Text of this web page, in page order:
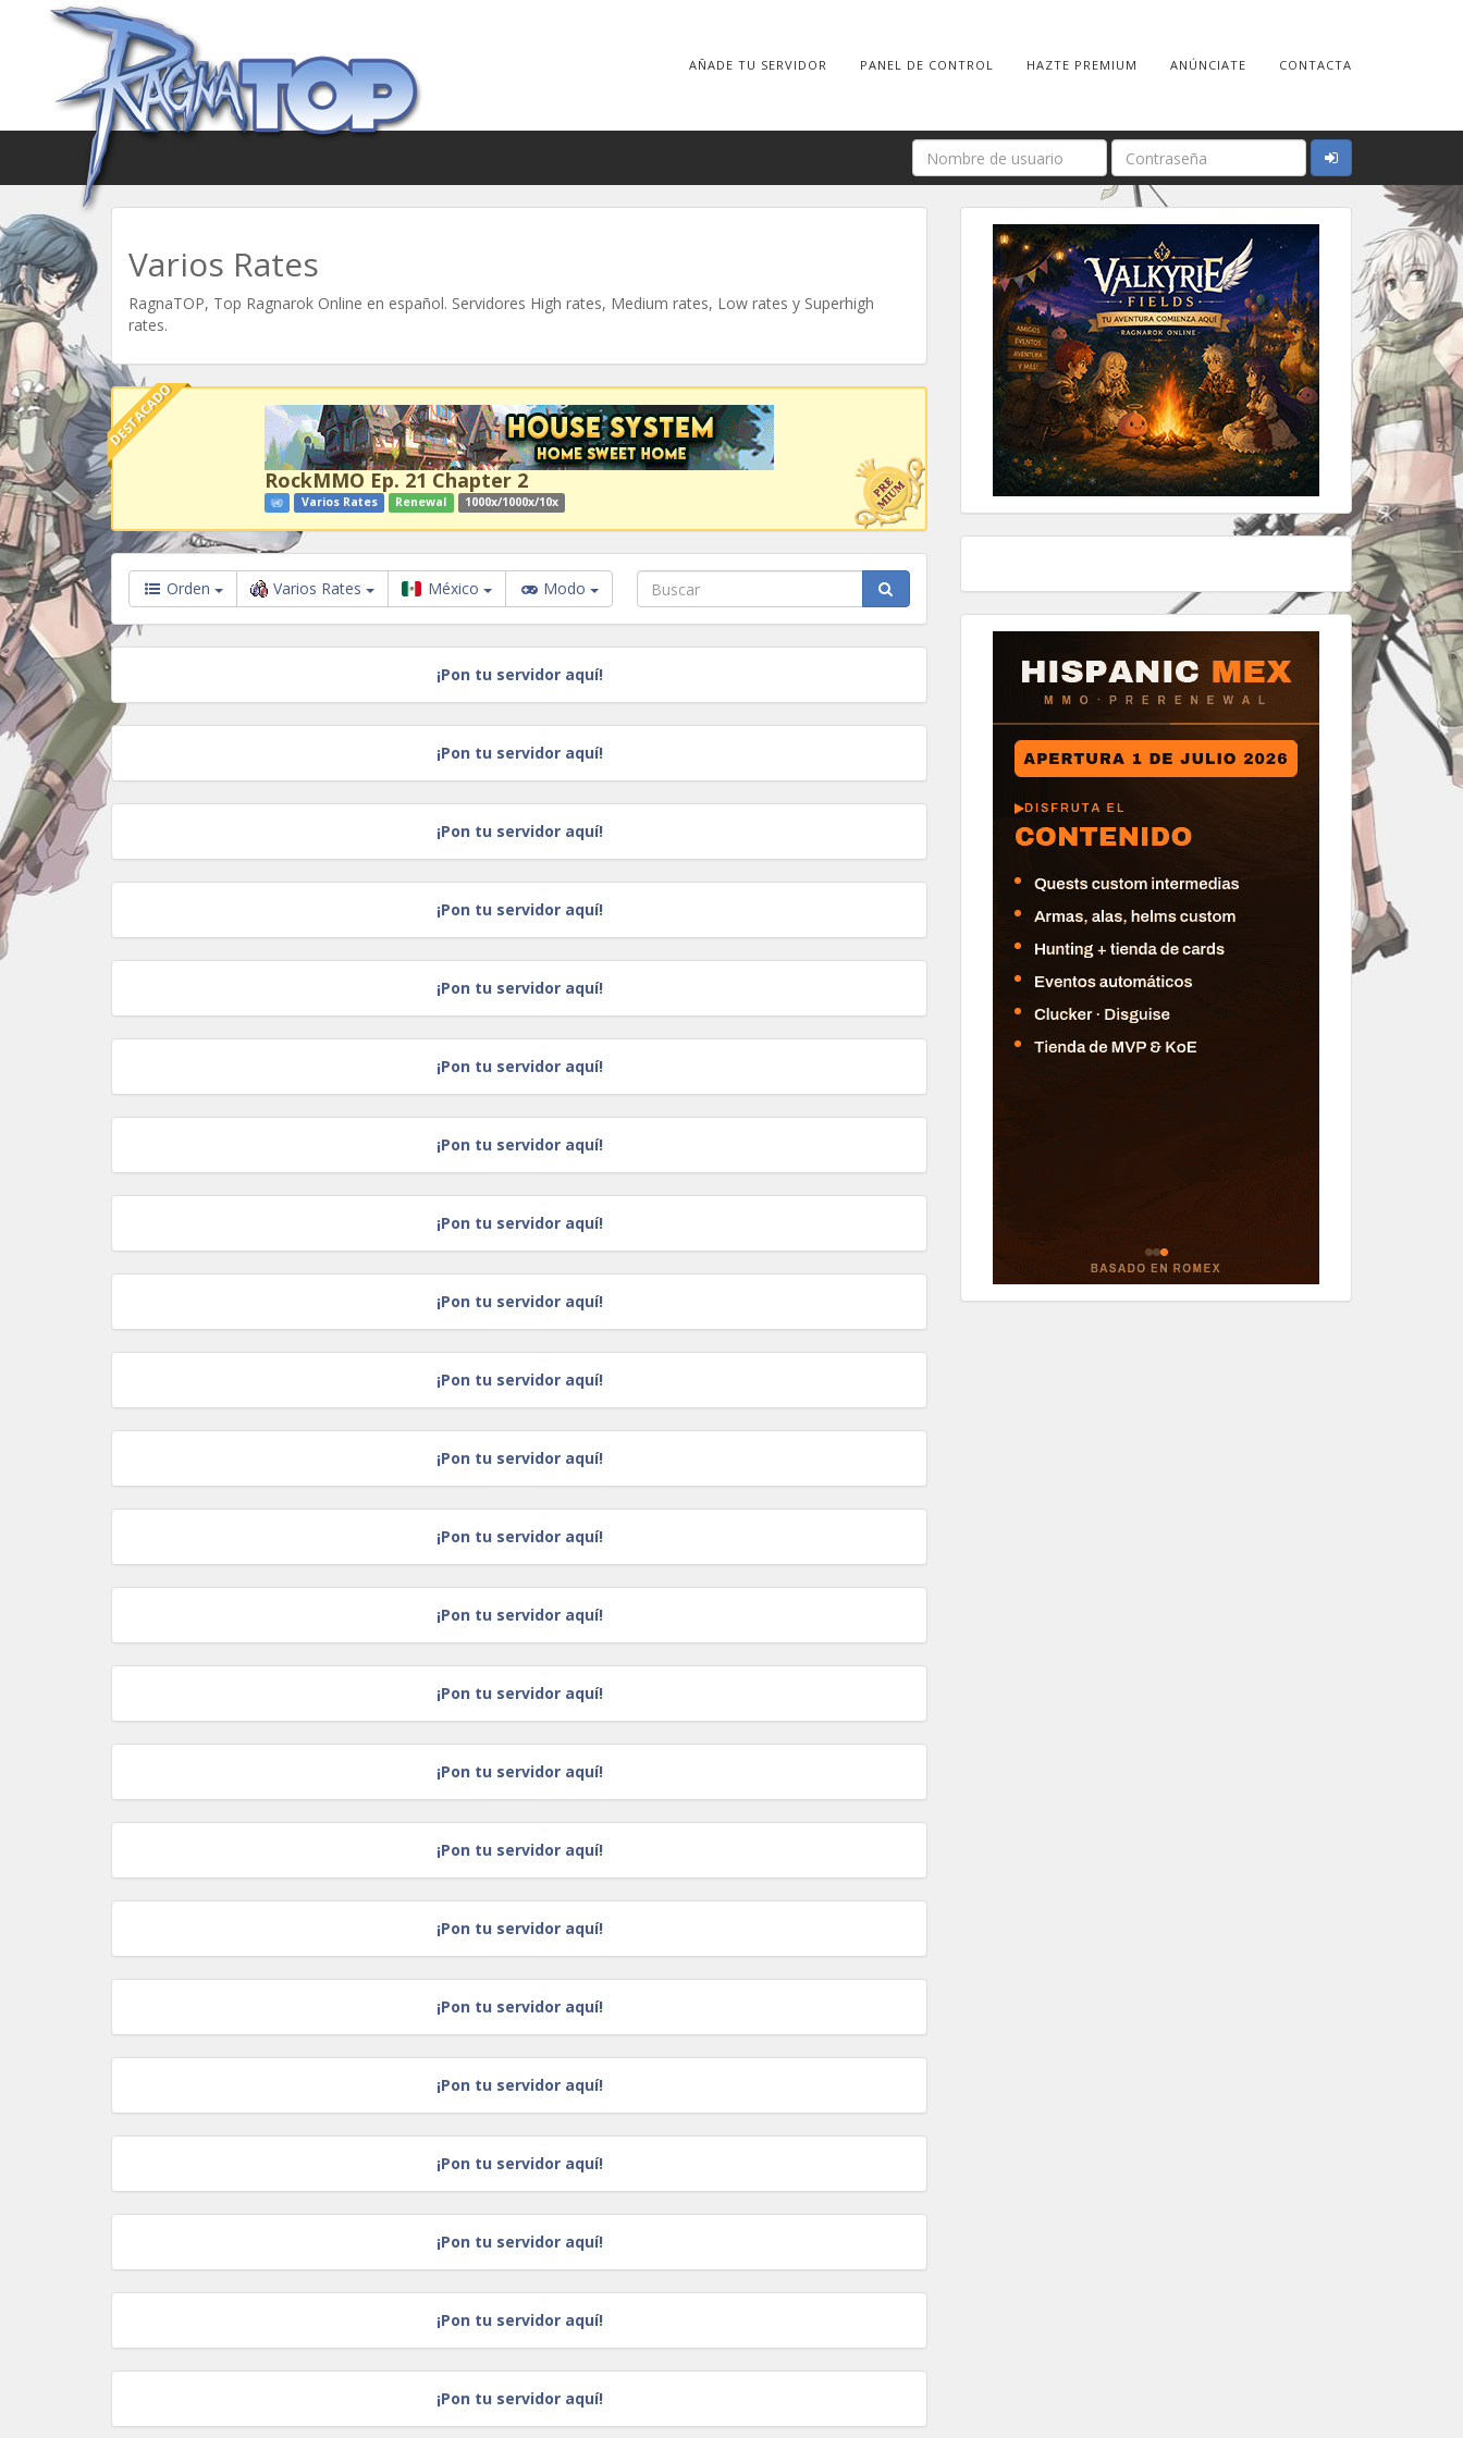
AÑADE TU SERVIDOR PANEL DE CONTROL HAZTE PREMIUM ANÚNCIATE CONTACTA
Varios Rates
RagnaTOP, Top Ragnarok Online en español. Servidores High rates, Medium rates, Low rates y Superhigh
rates.
DESTACADO
RockMMO Ep. 21 Chapter 2
Varios Rates Renewal 1000x/1000x/10x
Orden Varios Rates México Modo
¡Pon tu servidor aquí!
¡Pon tu servidor aquí!
¡Pon tu servidor aquí!
¡Pon tu servidor aquí!
¡Pon tu servidor aquí!
¡Pon tu servidor aquí!
¡Pon tu servidor aquí!
¡Pon tu servidor aquí!
¡Pon tu servidor aquí!
¡Pon tu servidor aquí!
¡Pon tu servidor aquí!
¡Pon tu servidor aquí!
¡Pon tu servidor aquí!
¡Pon tu servidor aquí!
¡Pon tu servidor aquí!
¡Pon tu servidor aquí!
¡Pon tu servidor aquí!
¡Pon tu servidor aquí!
¡Pon tu servidor aquí!
¡Pon tu servidor aquí!
¡Pon tu servidor aquí!
¡Pon tu servidor aquí!
¡Pon tu servidor aquí!